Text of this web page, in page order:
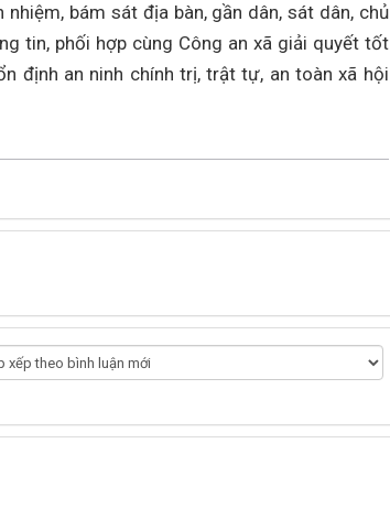
bám sát địa bàn, gần dân, sát dân, chủ
tin, phối hợp cùng Công an xã giải quyết tốt
định an ninh chính trị, trật tự, an toàn xã hội